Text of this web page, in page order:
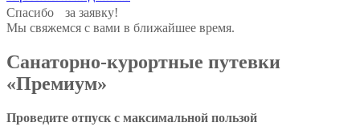
Спасибо за заявку!
Мы свяжемся с вами в ближайшее время.
Санаторно-курортные путевки
«Премиум»
Проведите отпуск с максимальной пользой